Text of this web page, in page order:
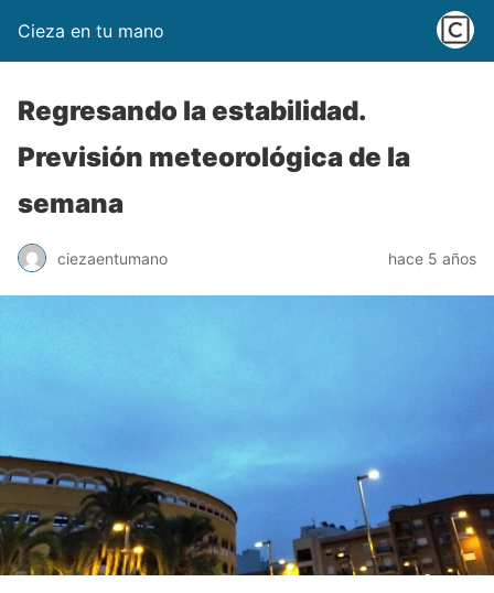
Cieza en tu mano
Regresando la estabilidad.
Previsión meteorológica de la
semana
ciezaentumano hace 5 años